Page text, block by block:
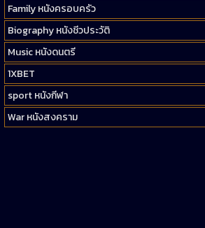
Family หนังครอบครัว
Biography หนังชีวประวัติ
Music หนังดนตรี
1XBET
sport หนังกีฬา
War หนังสงคราม